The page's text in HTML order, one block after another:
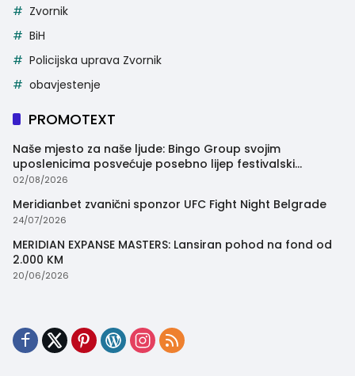
Zvornik
BiH
Policijska uprava Zvornik
obavjestenje
PROMOTEXT
Naše mjesto za naše ljude: Bingo Group svojim
uposlenicima posvećuje posebno lijep festivalski
trenutak
02/08/2026
Meridianbet zvanični sponzor UFC Fight Night Belgrade
24/07/2026
MERIDIAN EXPANSE MASTERS: Lansiran pohod na fond od
2.000 KM
20/06/2026